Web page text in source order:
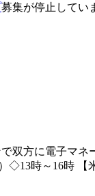
募集が停止してい
双方に電子マネ
◇13時～16時